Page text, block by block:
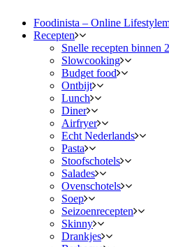
Foodinista – Online
Recepten
Snelle recepten binnen
Slowcooking
Budget food
Ontbijt
Lunch
Diner
Airfryer
Echt Nederlands
Pasta
Stoofschotels
Salades
Ovenschotels
Soep
Seizoenrecepten
Skinny
Drankjes